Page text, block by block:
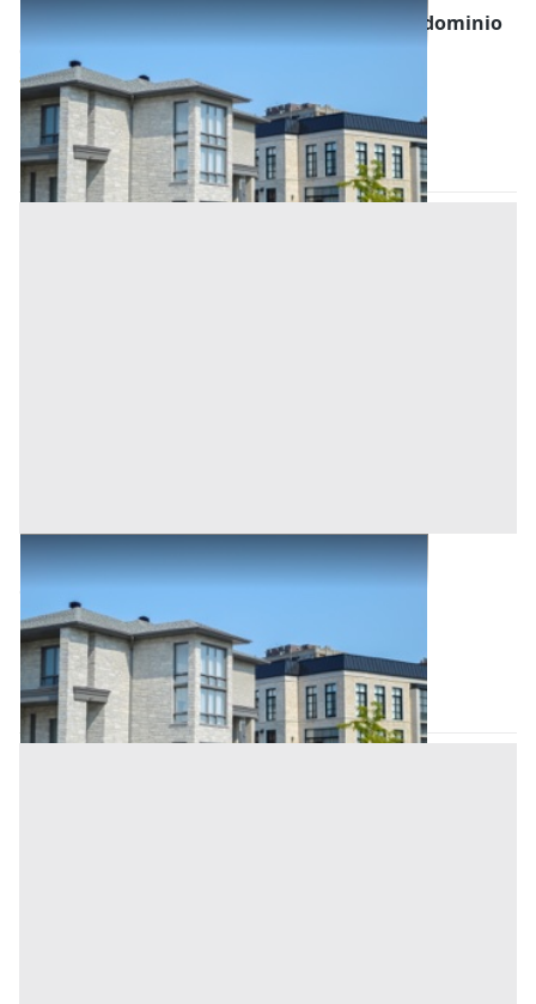
Asta Appartamento con posto auto in condominio
Abano Terme (Padova)
20.250 € 27.000 €
Codice asta:64c9d920
Asta chiusa
Abitazione di Tipo Civile all'asta a Padova
Abano Terme (Padova)
12.825 € 17.100 €
Codice asta:c3fb5897
Asta chiusa